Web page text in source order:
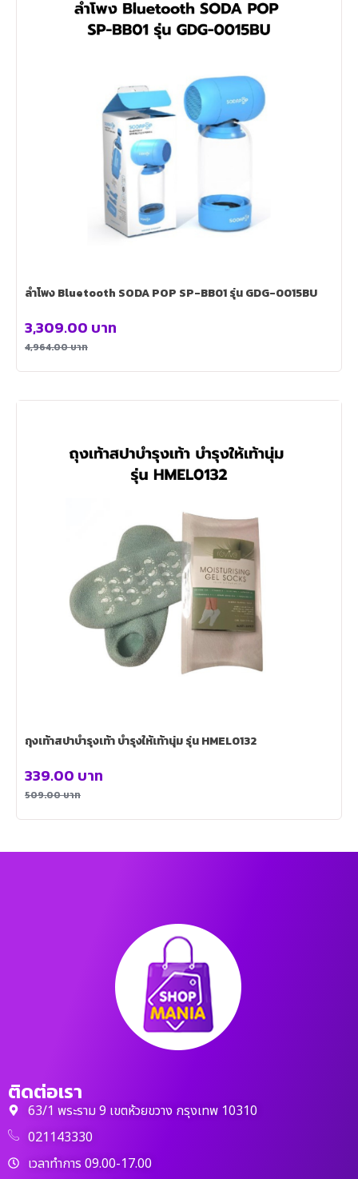
ลำโพง Bluetooth SODA POP SP-BB01 รุ่น GDG-0015BU
4,964.00บาท
3,309.00 บาท
ถุงเท้าสปาบำรุงเท้า บำรุงให้เท้านุ่ม รุ่น HMEL0132
509.00บาท
339.00 บาท
ติดต่อเรา
63/1 พระราม 9 เขตห้วยขวาง กรุงเทพ 10310
021143330
เวลาทำการ 09.00-17.00